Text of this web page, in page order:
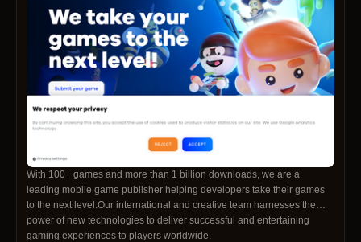
With 100+ games and more than 1 billion downloads, we are a
leading mobile game publisher helping developers take their games
to the next level.Our international and creative team harnesses the
power of new technologies to deliver successful and entertaining
gaming experiences to players worldwide.